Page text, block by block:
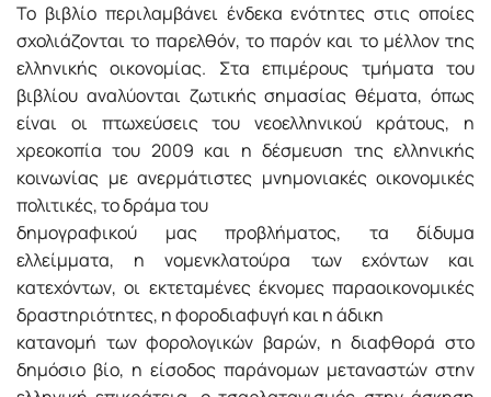
Το βιβλίο περιλαμβάνει ένδεκα ενότητες στις οποίες
σχολιάζονται το παρελθόν, το παρόν και το μέλλον της
ελληνικής οικονομίας. Στα επιμέρους τμήματα του
βιβλίου αναλύονται ζωτικής σημασίας θέματα, όπως
είναι οι πτωχεύσεις του νεοελληνικού κράτους, η
χρεοκοπία του 2009 και η δέσμευση της ελληνικής
κοινωνίας με ανερμάτιστες μνημονιακές οικονομικές
πολιτικές, το δράμα του
δημογραφικού μας προβλήματος, τα δίδυμα
ελλείμματα, η νομενκλατούρα των εχόντων και
κατεχόντων, οι εκτεταμένες έκνομες παραοικονομικές
δραστηριότητες, η φοροδιαφυγή και η άδικη
κατανομή των φορολογικών βαρών, η διαφθορά στο
δημόσιο βίο, η είσοδος παράνομων μεταναστών στην